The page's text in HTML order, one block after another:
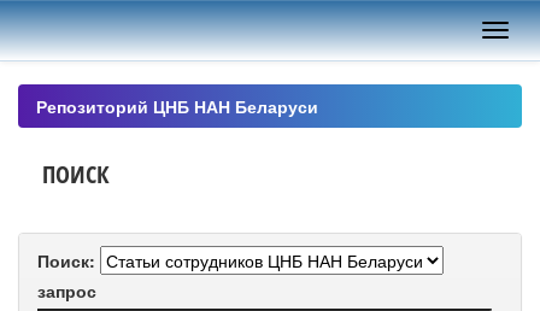
Skip
navigation
Репозиторий ЦНБ НАН Беларуси
ПОИСК
Поиск:
запрос